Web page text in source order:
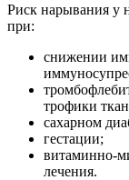
Риск нарывания у
при:
снижении
трофики
сахарном
гестации;
витаминно-
лечения.